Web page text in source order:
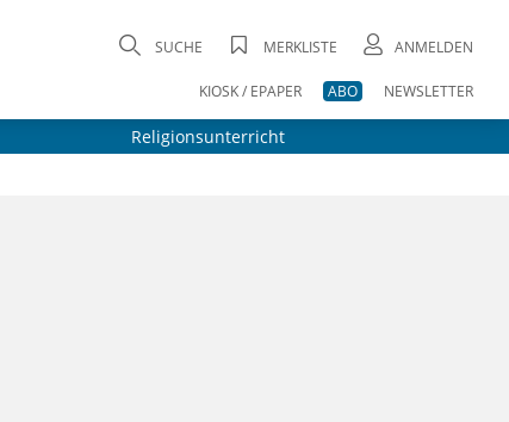
SUCHE MERKLISTE ANMELDEN
KIOSK / EPAPER ABO NEWSLETTER
Religionsunterricht